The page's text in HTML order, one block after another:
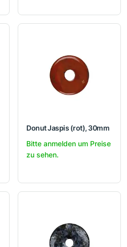
Donut Jaspis (rot), 30mm
Bitte anmelden um Preise
zu sehen.